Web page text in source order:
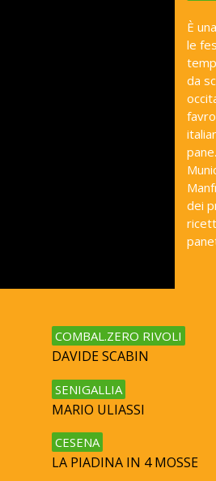
È
le
da
dei
COMBAL.ZERO RIVOLI
DAVIDE SCABIN
SENIGALLIA
MARIO ULIASSI
CESENA
LA PIADINA IN 4 MOSSE